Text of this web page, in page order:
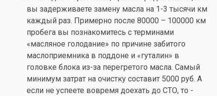
вы задерживаете замену масла на 1-3 тысячи км
каждый раз. Примерно после 80000 – 100000 км
пробега вы познакомитесь с терминами
«масляное голодание» по причине забитого
маслоприемника в поддоне и «гуталин» в
головке блока из-за перегретого масла. Самый
минимум затрат на очистку составит 5000 руб. А
если не успеете вовремя доехать до СТО, то -